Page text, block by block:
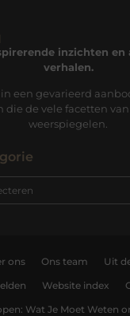
inzichten en
verhalen.
een gevarieerd
die de vele facetten
weerspiegelen.
ons Ons team Uit
Website index
Wat Je Moet Weten